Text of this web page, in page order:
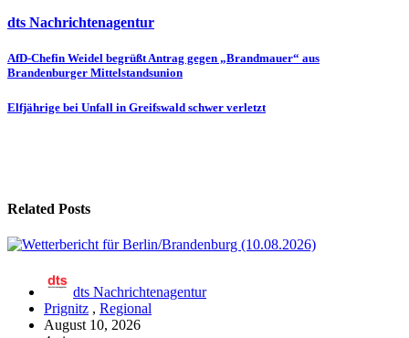
dts Nachrichtenagentur
Beitragsnavigation
AfD-Chefin Weidel begrüßt Antrag gegen „Brandmauer“ aus
Brandenburger Mittelstandsunion
Elfjährige bei Unfall in Greifswald schwer verletzt
Related Posts
dts Nachrichtenagentur
Prignitz , Regional
August 10, 2026